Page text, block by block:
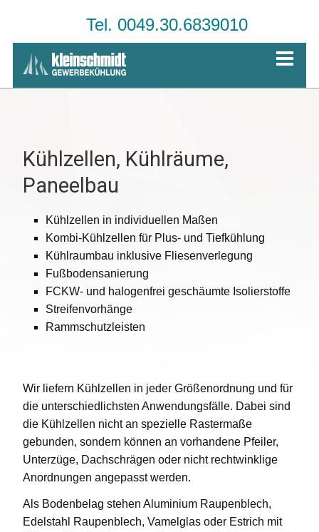
Tel. 0049.30.6839010
Kühlzellen, Kühlräume,
Paneelbau
Kühlzellen in individuellen Maßen
Kombi-Kühlzellen für Plus- und Tiefkühlung
Kühlraumbau inklusive Fliesenverlegung
Fußbodensanierung
FCKW- und halogenfrei geschäumte Isolierstoffe
Streifenvorhänge
Rammschutzleisten
Wir liefern Kühlzellen in jeder Größenordnung und für
die unterschiedlichsten Anwendungsfälle. Dabei sind
die Kühlzellen nicht an spezielle Rastermaße
gebunden, sondern können an vorhandene Pfeiler,
Unterzüge, Dachschrägen oder nicht rechtwinklige
Anordnungen angepasst werden.
Als Bodenbelag stehen Aluminium Raupenblech,
Edelstahl Raupenblech, Vamelglas oder Estrich mit